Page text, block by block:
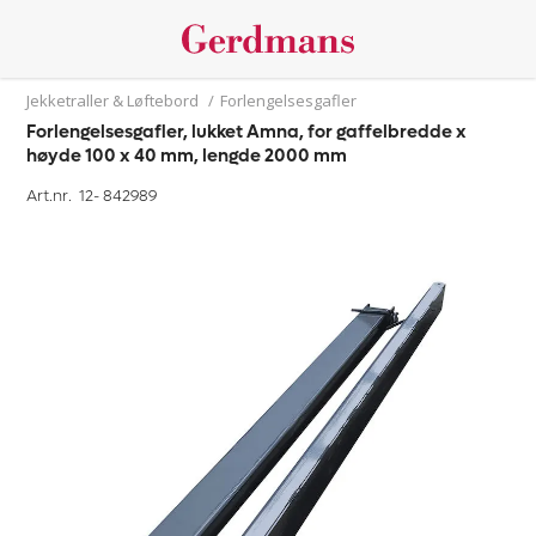
Jekketraller & Løftebord / Forlengelsesgafler
Forlengelsesgafler, lukket Amna, for gaffelbredde x
høyde 100 x 40 mm, lengde 2000 mm
Art.nr. 12-842989